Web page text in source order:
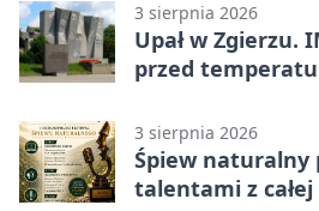
3 sierpnia 2026
Upał w Zgierzu.
przed
3 sierpnia 2026
Śpiew naturalny
talentami z całej